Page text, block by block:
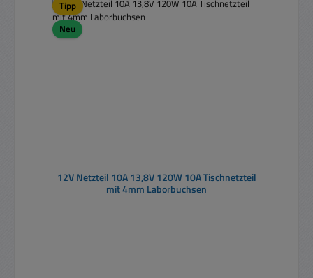
Tipp
Neu
12V Netzteil 10A 13,8V 120W 10A Tischnetzteil
mit 4mm Laborbuchsen